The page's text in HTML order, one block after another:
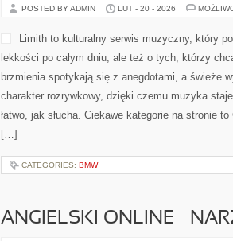
POSTED BY ADMIN LUT - 20 - 2026
Limith to kulturalny serwis muzyczny, który
lekkości po całym dniu, ale też o tych, którzy
brzmienia spotykają się z anegdotami, a świeże
charakter rozrywkowy, dzięki czemu muzyka
łatwo, jak słucha. Ciekawe kategorie na stronie
[…]
CATEGORIES: BMW
ANGIELSKI ONLINE –